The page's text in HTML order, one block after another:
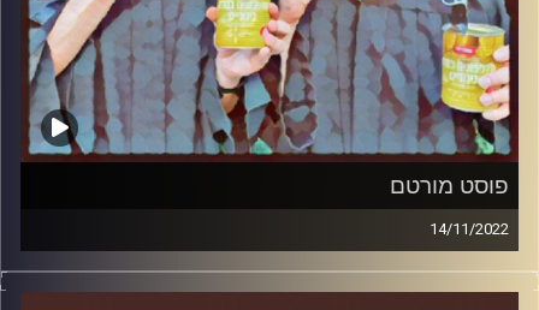
פוסט מורטם
14/11/2022
המערכת הפוליטית על ספת הפסיכולוג, עם פרופסור בועז בן-
דוד ופרופסור גלעד הירשברגר.